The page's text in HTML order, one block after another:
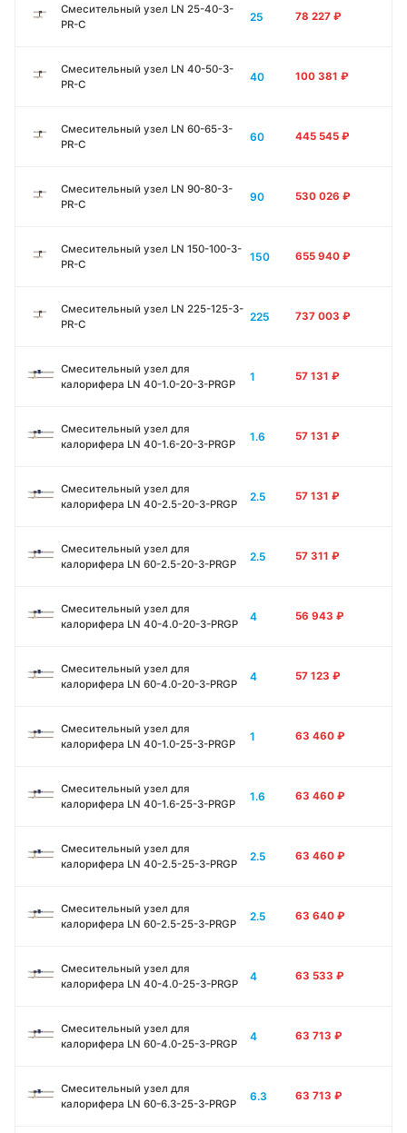
Смесительный узел LN 25-40-3-
PR-C
25 78 227 ₽
Смесительный узел LN 40-50-3-
PR-C
40 100 381 ₽
Смесительный узел LN 60-65-3-
PR-C
60 445 545 ₽
Смесительный узел LN 90-80-3-
PR-C
90 530 026 ₽
Смесительный узел LN 150-100-3-
PR-C
150 655 940 ₽
Смесительный узел LN 225-125-3-
PR-C
225 737 003 ₽
Смесительный узел для
калорифера LN 40-1.0-20-3-PRGP
1 57 131 ₽
Смесительный узел для
калорифера LN 40-1.6-20-3-PRGP
1.6 57 131 ₽
Смесительный узел для
калорифера LN 40-2.5-20-3-PRGP
2.5 57 131 ₽
Смесительный узел для
калорифера LN 60-2.5-20-3-PRGP
2.5 57 311 ₽
Смесительный узел для
калорифера LN 40-4.0-20-3-PRGP
4 56 943 ₽
Смесительный узел для
калорифера LN 60-4.0-20-3-PRGP
4 57 123 ₽
Смесительный узел для
калорифера LN 40-1.0-25-3-PRGP
1 63 460 ₽
Смесительный узел для
калорифера LN 40-1.6-25-3-PRGP
1.6 63 460 ₽
Смесительный узел для
калорифера LN 40-2.5-25-3-PRGP
2.5 63 460 ₽
Смесительный узел для
калорифера LN 60-2.5-25-3-PRGP
2.5 63 640 ₽
Смесительный узел для
калорифера LN 40-4.0-25-3-PRGP
4 63 533 ₽
Смесительный узел для
калорифера LN 60-4.0-25-3-PRGP
4 63 713 ₽
Смесительный узел для
калорифера LN 60-6.3-25-3-PRGP
6.3 63 713 ₽